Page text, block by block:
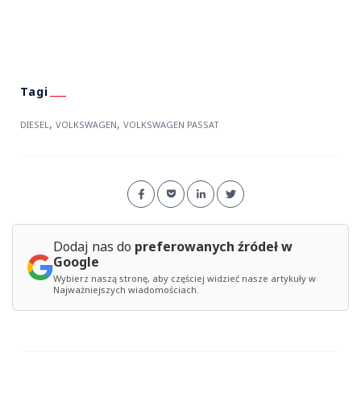
DIESEL , VOLKSWAGEN, VOLKSWAGEN PASSAT
Dodaj nas do preferowanych źródeł w
Google
Wybierz naszą stronę, aby częściej widzieć nasze artykuły w
Najważniejszych wiadomościach.